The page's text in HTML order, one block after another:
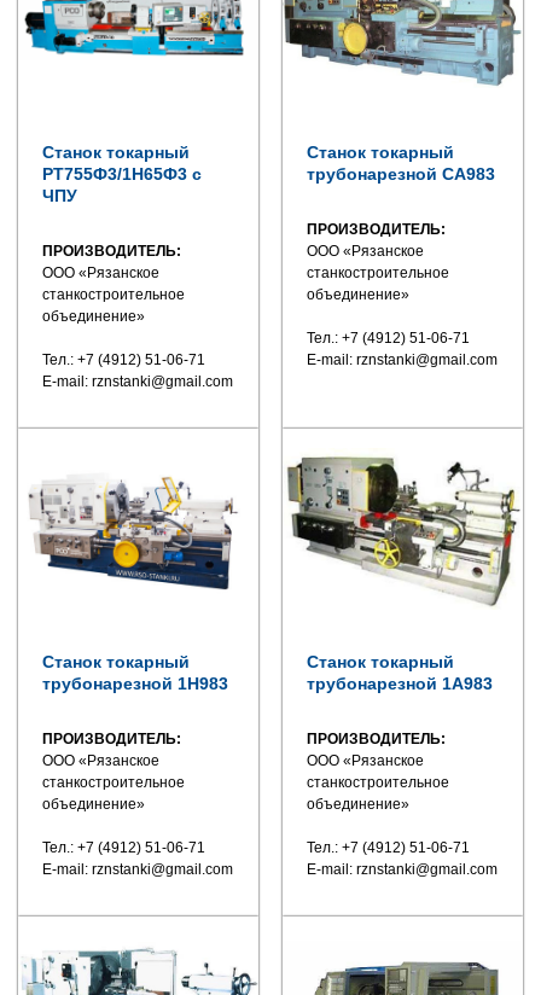
Станок токарный
РТ755Ф3/1Н65Ф3 с
ЧПУ
ПРОИЗВОДИТЕЛЬ:
ООО «Рязанское
станкостроительное
объединение»
Тел.: +7 (4912) 51-06-71
E-mail: rznstanki@gmail.com
Станок токарный
трубонарезной СА983
ПРОИЗВОДИТЕЛЬ:
ООО «Рязанское
станкостроительное
объединение»
Тел.: +7 (4912) 51-06-71
E-mail: rznstanki@gmail.com
Станок токарный
трубонарезной 1Н983
ПРОИЗВОДИТЕЛЬ:
ООО «Рязанское
станкостроительное
объединение»
Тел.: +7 (4912) 51-06-71
E-mail: rznstanki@gmail.com
Станок токарный
трубонарезной 1А983
ПРОИЗВОДИТЕЛЬ:
ООО «Рязанское
станкостроительное
объединение»
Тел.: +7 (4912) 51-06-71
E-mail: rznstanki@gmail.com